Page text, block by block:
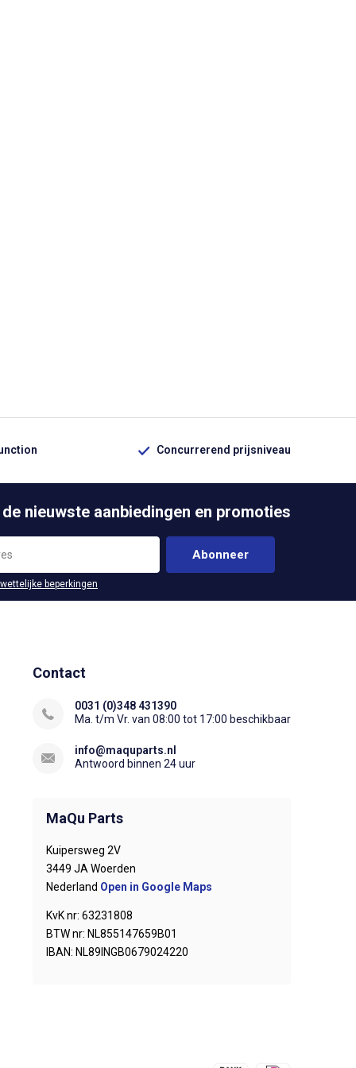
Concurrerend prijsniveau
nieuwste aanbiedingen en promoties
Abonneer
beperkingen
Contact
0031 (0)348 431390
Ma. t/m Vr. van 08:00 tot 17:00 beschikbaar
info@maquparts.nl
Antwoord binnen 24 uur
MaQu Parts
Kuipersweg 2V
3449 JA Woerden
Nederland Open in Google Maps
KvK nr: 63231808
BTW nr: NL855147659B01
IBAN: NL89INGB0679024220